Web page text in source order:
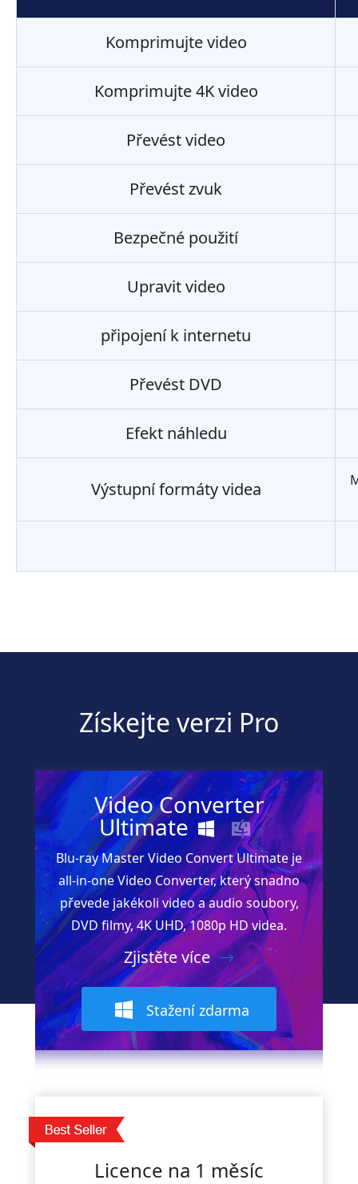
Komprimujte video
Komprimujte 4K video
Převést video
Převést zvuk
Bezpečné použití
Upravit video
připojení k internetu
Převést DVD
Efekt náhledu
Výstupní formáty videa
Získejte verzi Pro
Video Converter
Ultimate
Blu-ray Master Video Convert Ultimate je
all-in-one Video Converter, který snadno
převede jakékoli video a audio soubory,
DVD filmy, 4K UHD, 1080p HD videa.
Zjistěte více
Stažení zdarma
Licence na 1 měsíc